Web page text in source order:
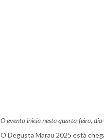
O evento inicia nesta quarta-feira, dia
O Degusta Marau 2025 está